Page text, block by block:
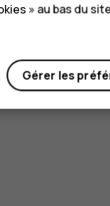
» au bas du
Gérer les